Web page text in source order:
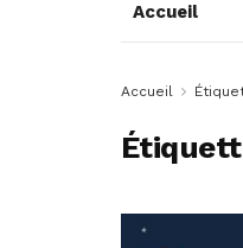
Accueil
Accueil